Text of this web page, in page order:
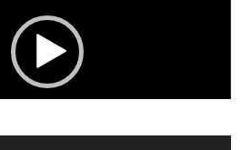
01:04